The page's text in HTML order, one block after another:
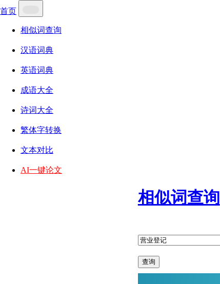
首页
相似词查询
汉语词典
英语词典
成语大全
诗词大全
繁体字转换
文本对比
AI一键论文
相似词查询
查询